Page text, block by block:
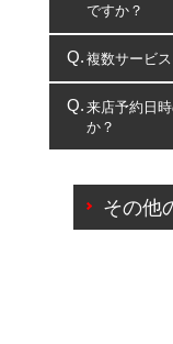
ですか？
コクピット
複数サービ
複数サービ
一部の商品・サ
出来ないものも
来店予約日
か？
ご来店予約
の日時変更
その他